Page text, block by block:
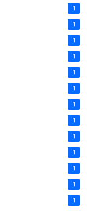
1
1
1
1
1
1
1
1
1
1
1
1
1